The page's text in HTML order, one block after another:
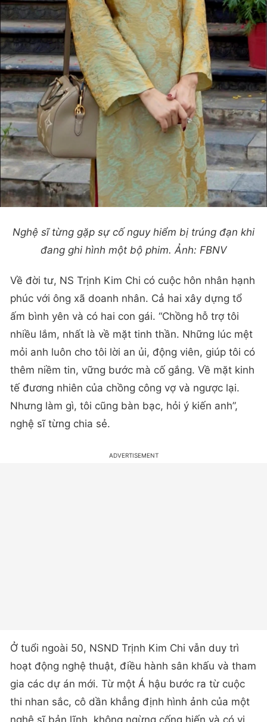
Nghệ sĩ từng gặp sự cố nguy hiểm bị trúng đạn khi
đang ghi hình một bộ phim. Ảnh: FBNV
Về đời tư, NS Trịnh Kim Chi có cuộc hôn nhân hạnh
phúc với ông xã doanh nhân. Cả hai xây dựng tổ
ấm bình yên và có hai con gái. “Chồng hỗ trợ tôi
nhiều lắm, nhất là về mặt tinh thần. Những lúc mệt
mỏi anh luôn cho tôi lời an ủi, động viên, giúp tôi có
thêm niềm tin, vững bước mà cố gắng. Về mặt kinh
tế đương nhiên của chồng công vợ và ngược lại.
Nhưng làm gì, tôi cũng bàn bạc, hỏi ý kiến anh”,
nghệ sĩ từng chia sẻ.
Ở tuổi ngoài 50, NSND Trịnh Kim Chi vẫn duy trì
hoạt động nghệ thuật, điều hành sân khấu và tham
gia các dự án mới. Từ một Á hậu bước ra từ cuộc
thi nhan sắc, cô dần khẳng định hình ảnh của một